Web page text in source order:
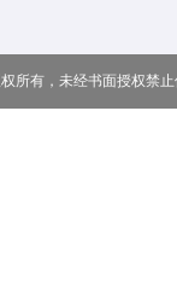
权所有，未经书面授权